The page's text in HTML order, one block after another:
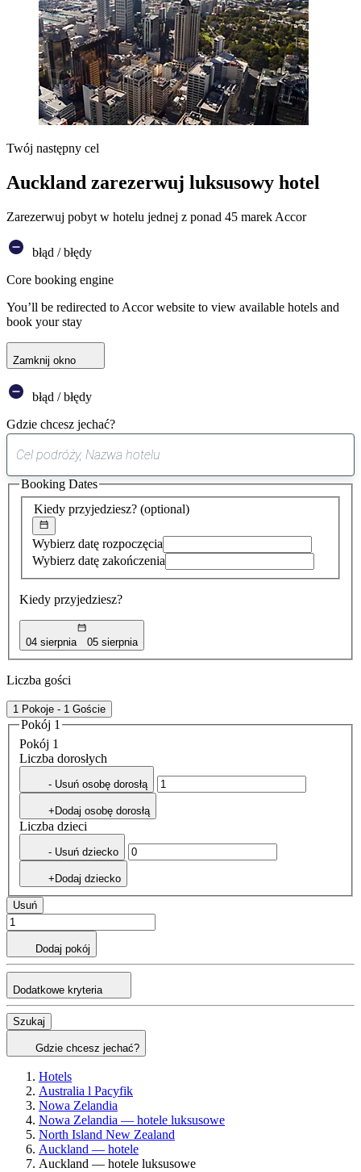
Twój następny cel
Auckland zarezerwuj luksusowy hotel
Zarezerwuj pobyt w hotelu jednej z ponad 45 marek Accor
błąd / błędy
Core booking engine
You’ll be redirected to Accor website to view available hotels and
book your stay
Zamknij okno
błąd / błędy
Gdzie chcesz jechać?
sugestia
została
znaleziona
Kiedy przyjedziesz? (optional)
Wybierz datę rozpoczęcia
Wybierz datę zakończenia
Kiedy przyjedziesz?
04 sierpnia 05 sierpnia
Booking Dates
Liczba gości
1 Pokoje - 1 Goście
Pokój 1
Pokój 1
Liczba dorosłych
- Usuń osobę dorosłą
+Dodaj osobę dorosłą
Liczba dzieci
- Usuń dziecko
+Dodaj dziecko
Usuń
Dodaj pokój
Dodatkowe kryteria
Szukaj
Gdzie chcesz jechać?
Hotels
Australia l Pacyfik
Nowa Zelandia
Nowa Zelandia — hotele luksusowe
North Island New Zealand
Auckland — hotele
Auckland — hotele luksusowe